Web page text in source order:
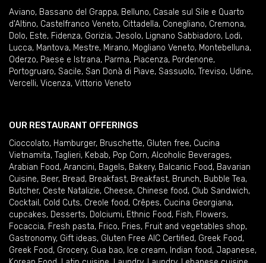
Aviano, Bassano del Grappa, Belluno, Casale sul Sile e Quarto
d'Altino, Castelfranco Veneto, Cittadella, Conegliano, Cremona,
Dolo, Este, Fidenza, Gorizia, Jesolo, Lignano Sabbiadoro, Lodi,
Lucca, Mantova, Mestre, Mirano, Mogliano Veneto, Montebelluna,
Oderzo, Paese e Istrana, Parma, Piacenza, Pordenone,
Portogruaro, Sacile, San Donà di Piave, Sassuolo, Treviso, Udine,
Vercelli, Vicenza, Vittorio Veneto
OUR RESTAURANT OFFERINGS
Cioccolato, Hamburger, Bruschette, Gluten free, Cucina
Vietnamita, Taglieri, Kebab, Pop Corn, Alcoholic Beverages,
Arabian Food, Arancini, Bagels, Bakery, Balcanic Food, Bavarian
Cuisine, Beer, Bread, Breakfast, Breakfast, Brunch, Bubble Tea,
Butcher, Ceste Natalizie, Cheese, Chinese food, Club Sandwich,
Cocktail , Cold Cuts, Creole food, Crêpes, Cucina Georgiana,
cupcakes, Desserts, Dolciumi, Ethnic Food, Fish, Flowers,
Focaccia, Fresh pasta, Frico, Fries, Fruit and vegetables shop,
Gastronomy, Gift ideas, Gluten Free AIC Certified, Greek Food,
Greek Food, Grocery, Gua bao, Ice cream, Indian food, Japanese,